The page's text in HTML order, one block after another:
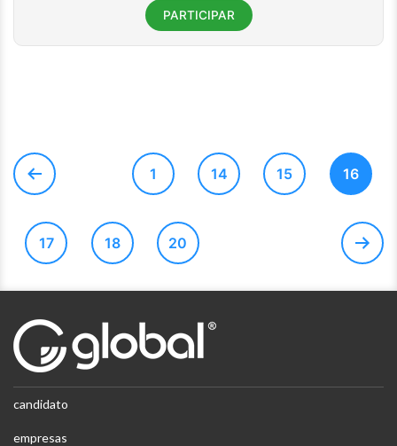
PARTICIPAR
Navegação
por
posts
1 14 15 16
17 18 20
candidato
empresas